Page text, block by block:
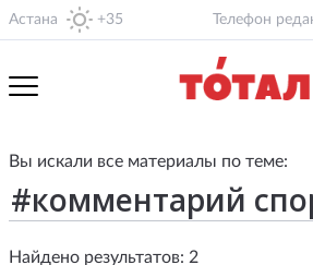
Астана +35 Телефон
Вы искали все материалы по теме:
Найдено результатов: 2